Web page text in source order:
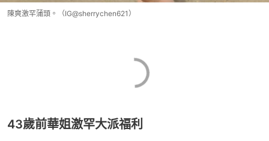
陳爽激罕蒲頭。（IG@sherrychen621）
43歲前華姐激罕大派福利